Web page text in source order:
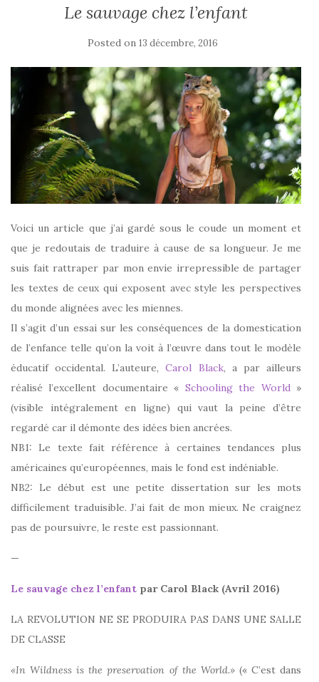
Le sauvage chez l’enfant
Posted on 13 décembre, 2016
Voici un article que j’ai gardé sous le coude un moment et
que je redoutais de traduire à cause de sa longueur. Je me
suis fait rattraper par mon envie irrepressible de partager
les textes de ceux qui exposent avec style les perspectives
du monde alignées avec les miennes.
Il s’agit d’un essai sur les conséquences de la domestication
de l’enfance telle qu’on la voit à l’œuvre dans tout le modèle
éducatif occidental. L’auteure,Carol Black, a par ailleurs
réalisé l’excellent documentaire « Schooling the World»
(visible intégralement en ligne) qui vaut la peine d’être
regardé car il démonte des idées bien ancrées.
NB1: Le texte fait référence à certaines tendances plus
américaines qu’européennes, mais le fond est indéniable.
NB2: Le début est une petite dissertation sur les mots
difficilement traduisible. J’ai fait de mon mieux. Ne craignez
pas de poursuivre, le reste est passionnant.
—
Le sauvage chez l’enfant par Carol Black (Avril 2016)
LA REVOLUTION NE SE PRODUIRA PAS DANS UNE SALLE
DE CLASSE
«In Wildness is the preservation of the World.»(« C’est dans